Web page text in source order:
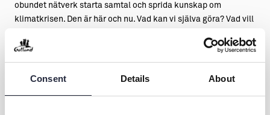
Consent Details About
obundet nätverk starta samtal och sprida kunskap om
klimatkrisen. Den är här och nu. Vad kan vi själva göra? Vad vill
september 2019 bjöd Gretas Gamlingar in till en Klimatdag. Vi
var 72 personer som fyllde biblioteket i Burgsvik, 7 procent av
befolkningen på Storsudret! Vi delade ut diplom till fem lokala